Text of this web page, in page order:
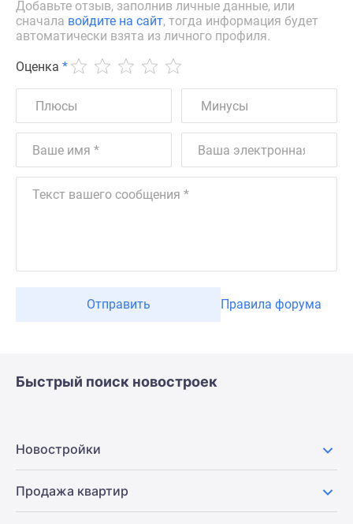
Добавьте отзыв, заполнив личные данные, или
сначала войдите на сайт, тогда информация будет
автоматически взята из личного профиля.
Оценка *
Отправить Правила форума
Быстрый поиск новостроек
Новостройки
Продажа квартир